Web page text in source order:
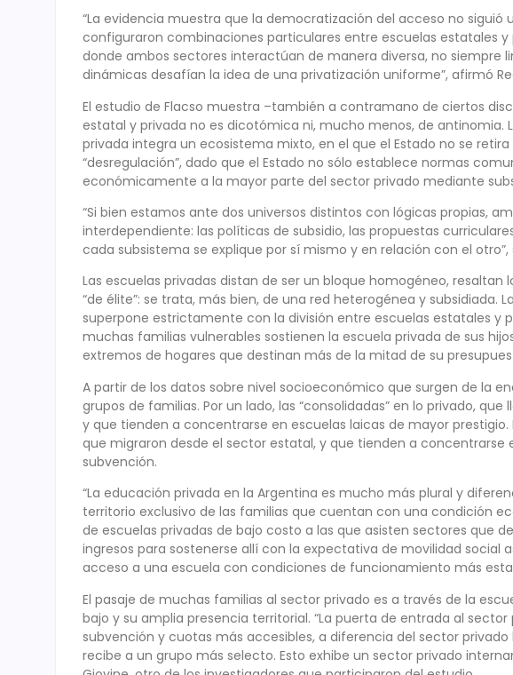
“La evidencia muestra que la democratización del acceso no siguió
configuraron combinaciones particulares entre escuelas estatales
donde ambos sectores interactúan de manera diversa, no siempre
dinámicas desafían la idea de una privatización uniforme”, afirmó
El estudio de Flacso muestra –también a contramano de ciertos
estatal y privada no es dicotómica ni, mucho menos, de antinomia.
privada integra un ecosistema mixto, en el que el Estado no se
“desregulación”, dado que el Estado no sólo establece normas
económicamente a la mayor parte del sector privado mediante
“Si bien estamos ante dos universos distintos con lógicas propias,
interdependiente: las políticas de subsidio, las propuestas
cada subsistema se explique por sí mismo y en relación con el otro”,
Las escuelas privadas distan de ser un bloque homogéneo,
“de élite”: se trata, más bien, de una red heterogénea y subsidiada.
superpone estrictamente con la división entre escuelas estatales y
muchas familias vulnerables sostienen la escuela privada de sus
extremos de hogares que destinan más de la mitad de su
A partir de los datos sobre nivel socioeconómico que surgen de la
grupos de familias. Por un lado, las “consolidadas” en lo privado,
y que tienden a concentrarse en escuelas laicas de mayor prestigio.
que migraron desde el sector estatal, y que tienden a concentrarse
subvención.
“La educación privada en la Argentina es mucho más plural y
territorio exclusivo de las familias que cuentan con una condición
de escuelas privadas de bajo costo a las que asisten sectores que
ingresos para sostenerse allí con la expectativa de movilidad social
acceso a una escuela con condiciones de funcionamiento más
El pasaje de muchas familias al sector privado es a través de la
bajo y su amplia presencia territorial. “La puerta de entrada al
subvención y cuotas más accesibles, a diferencia del sector
recibe a un grupo más selecto. Esto exhibe un sector privado